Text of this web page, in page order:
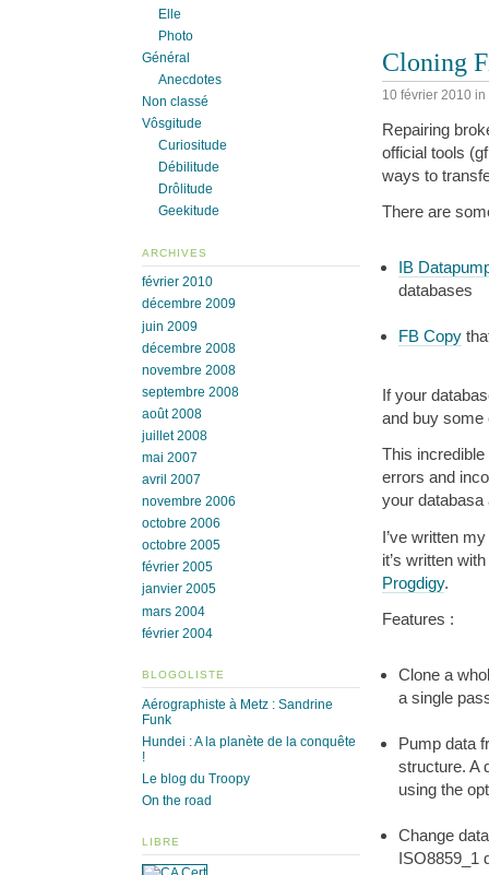
Cloning
10 février 2010 in
Repairing
official tools
ways to
There are
IB
databases
FB Copy
If your
and buy
This
errors and
your databasa
I’ve written
it’s written
Progdigy.
Features :
Clone a
a single
Pump data
structure. A
using the
Change
ISO8859_1
Elle
Photo
Général
Anecdotes
Non classé
Vôsgitude
Curiositude
Débilitude
Drôlitude
Geekitude
ARCHIVES
février 2010
décembre 2009
juin 2009
décembre 2008
novembre 2008
septembre 2008
août 2008
juillet 2008
mai 2007
avril 2007
novembre 2006
octobre 2006
octobre 2005
février 2005
janvier 2005
mars 2004
février 2004
BLOGOLISTE
Aérographiste à Metz : Sandrine
Funk
Hundei : A la planète de la conquête
!
Le blog du Troopy
On the road
LIBRE